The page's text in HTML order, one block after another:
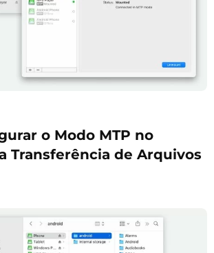
o Modo MTP no
Transferência de Arquivos